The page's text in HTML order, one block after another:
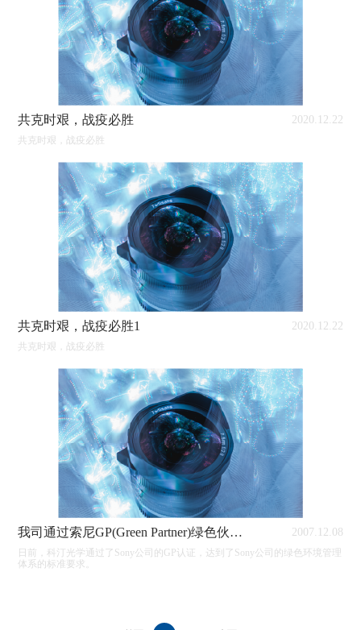
共克时艰，战疫必胜 2020.12.22
共克时艰，战疫必胜
共克时艰，战疫必胜1 2020.12.22
共克时艰，战疫必胜
我司通过索尼GP(Green Partner)绿色伙伴认证 2007.12.08
日前，科汀光学通过了Sony公司的GP认证，达到了Sony公司的绿色环境管理
体系的标准要求。